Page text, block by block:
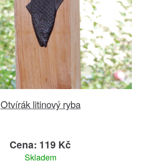
Otvírák litinový ryba
Cena: 119 Kč
Skladem